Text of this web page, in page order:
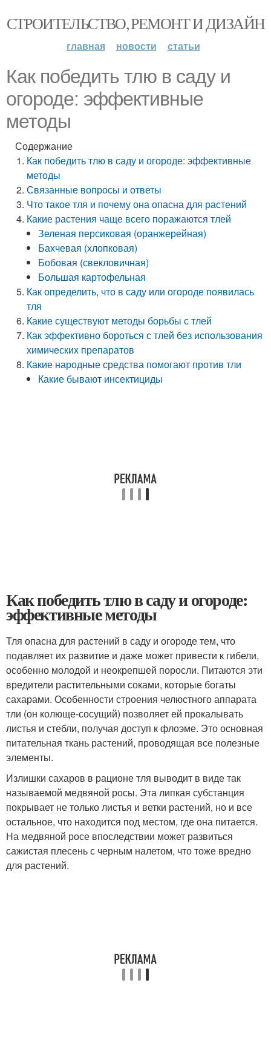
СТРОИТЕЛЬСТВО, РЕМОНТ И ДИЗАЙН
главная новости статьи
Как победить тлю в саду и
огороде: эффективные
методы
Содержание
Как победить тлю в саду и огороде: эффективные
методы
Связанные вопросы и ответы
Что такое тля и почему она опасна для растений
Какие растения чаще всего поражаются тлей
Зеленая персиковая (оранжерейная)
Бахчевая (хлопковая)
Бобовая (свекловичная)
Большая картофельная
Как определить, что в саду или огороде появилась
тля
Какие существуют методы борьбы с тлей
Как эффективно бороться с тлей без использования
химических препаратов
Какие народные средства помогают против тли
Какие бывают инсектициды
Как победить тлю в саду и огороде:
эффективные методы
Тля опасна для растений в саду и огороде тем, что
подавляет их развитие и даже может привести к гибели,
особенно молодой и неокрепшей поросли. Питаются эти
вредители растительными соками, которые богаты
сахарами. Особенности строения челюстного аппарата
тли (он колюще-сосущий) позволяет ей прокалывать
листья и стебли, получая доступ к флоэме. Это основная
питательная ткань растений, проводящая все полезные
элементы.
Излишки сахаров в рационе тля выводит в виде так
называемой медвяной росы. Эта липкая субстанция
покрывает не только листья и ветки растений, но и все
остальное, что находится под местом, где она питается.
На медвяной росе впоследствии может развиться
сажистая плесень с черным налетом, что тоже вредно
для растений.